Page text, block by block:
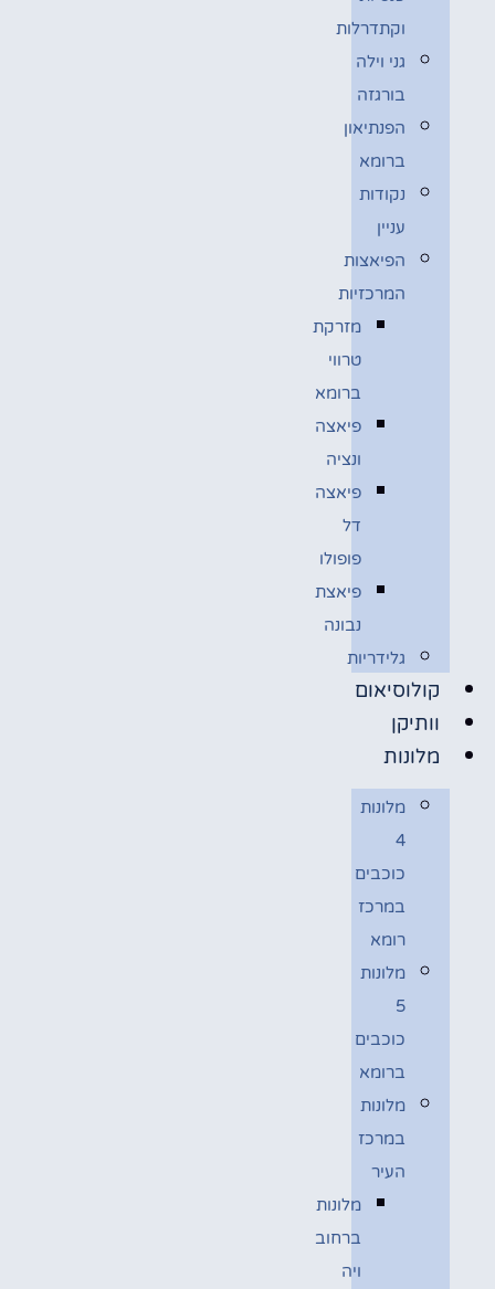
וקתדרלות
גני וילה
בורגזה
הפנתיאון
ברומא
נקודות
עניין
הפיאצות
המרכזיות
מזרקת
טרווי
ברומא
פיאצה
ונציה
פיאצה
דל
פופולו
פיאצת
נבונה
גלידריות
קולוסיאום
וותיקן
מלונות
מלונות
4
כוכבים
במרכז
רומא
מלונות
5
כוכבים
ברומא
מלונות
במרכז
העיר
מלונות
ברחוב
ויה